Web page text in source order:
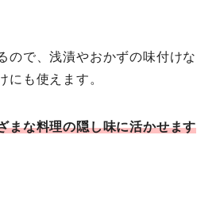
ので、浅漬やおかずの味付けな
にも使えます。
まな料理の隠し味に活かせます